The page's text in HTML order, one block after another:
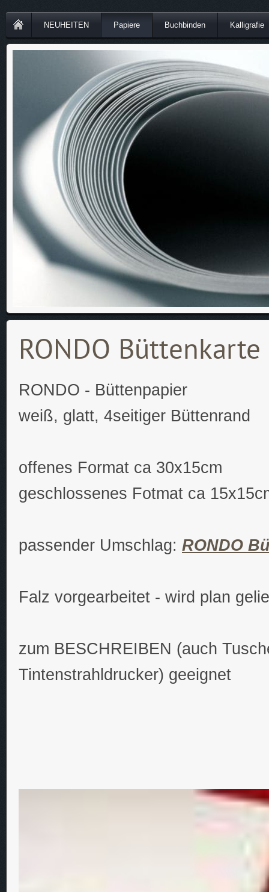
NEUHEITEN Papiere Buchbinden Kalligrafie
RONDO
RONDO - Büttenpapier
weiß, glatt, 4seitiger Büttenrand
offenes Format ca 30x15cm
geschlossenes Fotmat ca
passender Umschlag: RONDO
Falz vorgearbeitet - wird plan
zum BESCHREIBEN (auch
Tintenstrahldrucker) geeignet